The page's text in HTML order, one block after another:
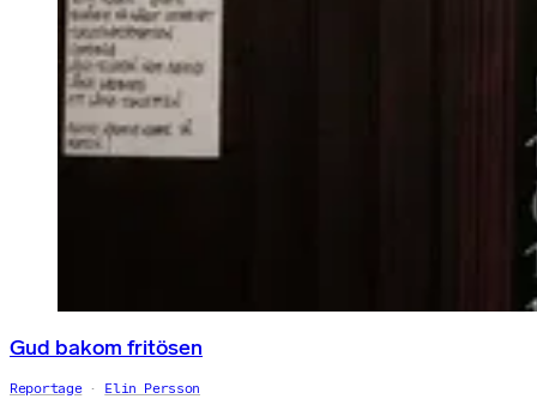
Gud bakom fritösen
Reportage Elin Persson